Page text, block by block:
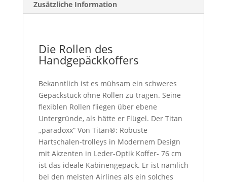
Zusätzliche Information
Die Rollen des
Handgepäckkoffers
Bekanntlich ist es mühsam ein schweres
Gepäckstück ohne Rollen zu tragen. Seine
flexiblen Rollen fliegen über ebene
Untergründe, als hätte er Flügel. Der Titan
„paradoxx“ Von Titan®: Robuste
Hartschalen-trolleys in Modernem Design
mit Akzenten in Leder-Optik Koffer- 76 cm
ist das ideale Kabinengepäck. Er ist nämlich
bei den meisten Airlines als ein solches